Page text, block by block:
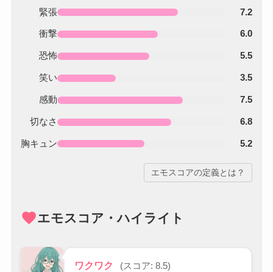
緊張 7.2
衝撃 6.0
恐怖 5.5
笑い 3.5
感動 7.5
切なさ 6.8
胸キュン 5.2
エモスコアの定義とは？
favoriteエモスコア・ハイライト
ワクワク (スコア: 8.5)